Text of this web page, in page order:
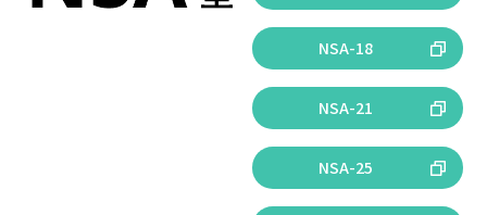
NSA-18
NSA-21
NSA-25